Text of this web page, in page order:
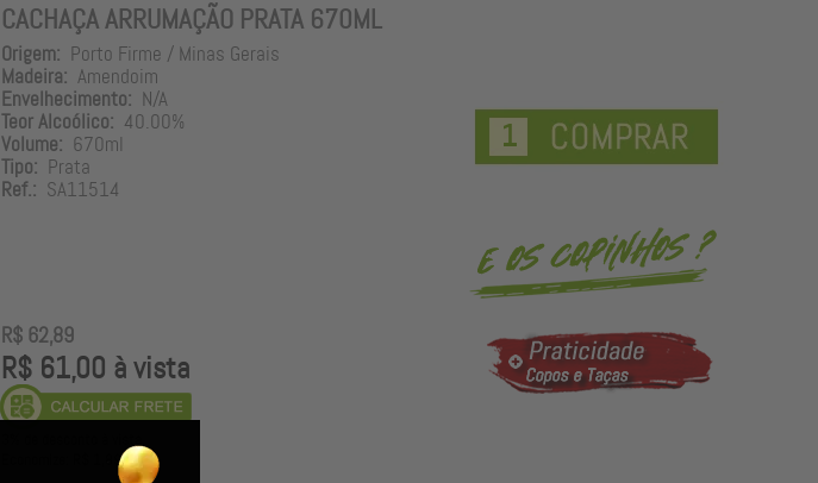
CACHAÇA ARRUMAÇÃO PRATA 670ML
Origem: Porto Firme / Minas Gerais
Madeira: Amendoim
Envelhecimento: N/A
Teor Alcoólico: 40.00%
Volume: 670ml
Tipo: Prata
Ref.: SA11514
R$ 62,89
R$ 61,00 à vista
Economize: R$ 1,89